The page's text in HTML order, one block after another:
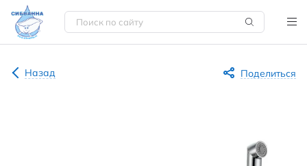
Назад Поделиться